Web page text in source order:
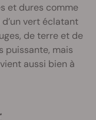
et dures comme
vert éclatant
de terre et de
puissante, mais
aussi bien à